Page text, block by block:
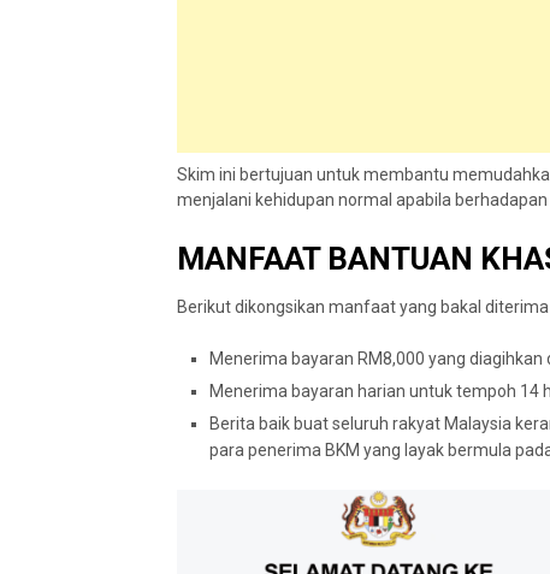
Skim ini bertujuan untuk membantu
menjalani kehidupan normal apabila
MANFAAT BANTUAN
Berikut dikongsikan manfaat yang bakal
Menerima bayaran RM8,000 yang
Menerima bayaran harian untuk tempoh 14
Berita baik buat seluruh rakyat Malaysia
para penerima BKM yang layak bermula